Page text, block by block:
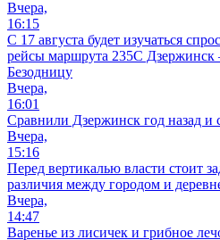
Вчера,
16:15
С 17 августа будет изучаться
рейсы маршрута 235С
Безодницу
Вчера,
16:01
Сравнили Дзержинск год назад и
Вчера,
15:16
Перед вертикалью власти стоит
различия между городом и
Вчера,
14:47
Варенье из лисичек и грибное